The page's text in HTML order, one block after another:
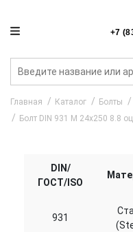
+7
Главная Каталог Болты
Болт DIN 931 M 24x250 8.8
DIN/
ГОСТ/ISO
931